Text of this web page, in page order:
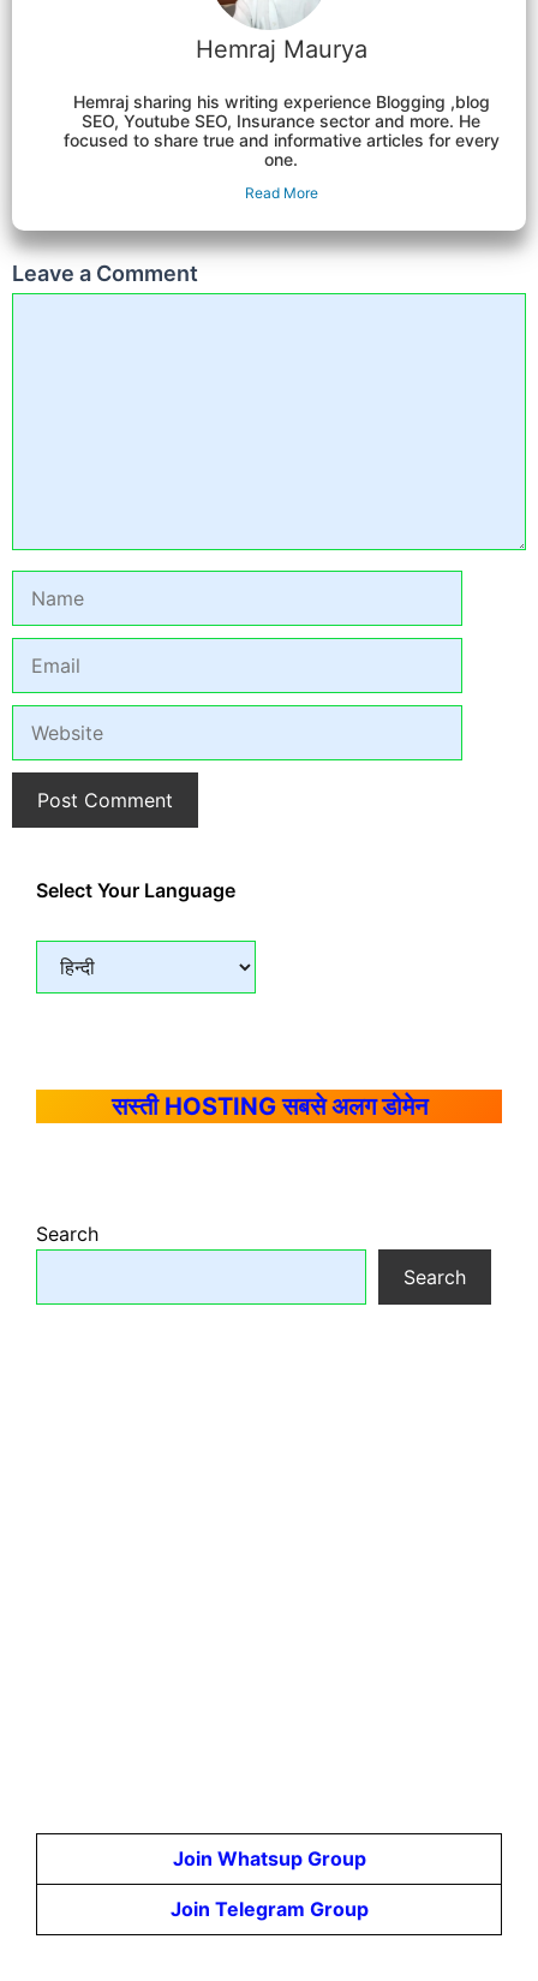
Hemraj Maurya
Hemraj sharing his writing experience Blogging ,blog
SEO, Youtube SEO, Insurance sector and more. He
focused to share true and informative articles for every
one.
Read More
Leave a Comment
Select Your Language
सस्ती HOSTING सबसे अलग डोमेन
Search
Search
Join Whatsup Group
Join Telegram Group